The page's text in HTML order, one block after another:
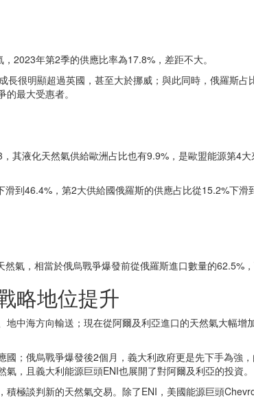
2023年第2季的供應比率為17.8%，差距不大。
很明顯超過英國，甚至大於挪威；與此同時，俄羅斯
最大受惠者。
其液化天然氣供給歐洲占比也有9.9%，是歐盟能源第4
滑到46.4%，第2大供給國俄羅斯的供應占比從15.2%下
氣，相當於俄烏戰爭爆發前從俄羅斯進口數量的62.5%
略地位提升
中海方向輸送；現在從阿爾及利亞進口的天然氣大幅
；俄烏戰爭爆發後2個月，義大利政府更是先下手為強
，且義大利能源巨頭ENI也展開了對阿爾及利亞的投資。
極談判新的天然氣交易。除了ENI，美國能源巨頭